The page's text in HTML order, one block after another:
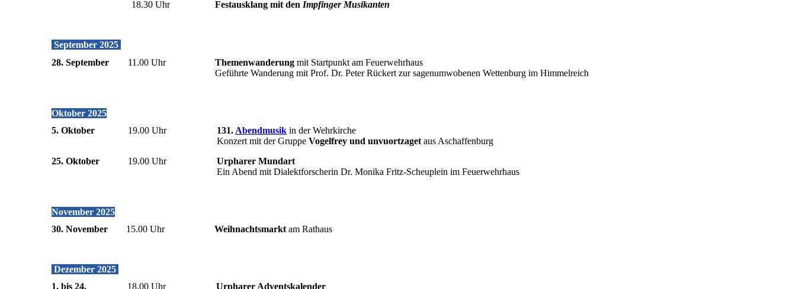
18.30 Uhr
Festausklang mit den Impfinger Musikanten
September 2025
28. September
11.00 Uhr Themenwanderung mit Startpunkt am Feuerwehrhaus
Geführte Wanderung mit Prof. Dr. Peter Rückert zur sagenumwobenen Wettenburg im Himmelreich
Oktober 2025
5. Oktober
19.00 Uhr 131. Abendmusik in der Wehrkirche
Konzert mit der Gruppe Vogelfrey und unvuortzaget aus Aschaffenburg
25. Oktober
19.00 Uhr
Urpharer Mundart
Ein Abend mit Dialektforscherin Dr. Monika Fritz-Scheuplein im Feuerwehrhaus
November 2025
30. November
15.00 Uhr Weihnachtsmarkt am Rathaus
Dezember 2025
1. bis 24.
18.00 Uhr
Urpharer Adventskalender